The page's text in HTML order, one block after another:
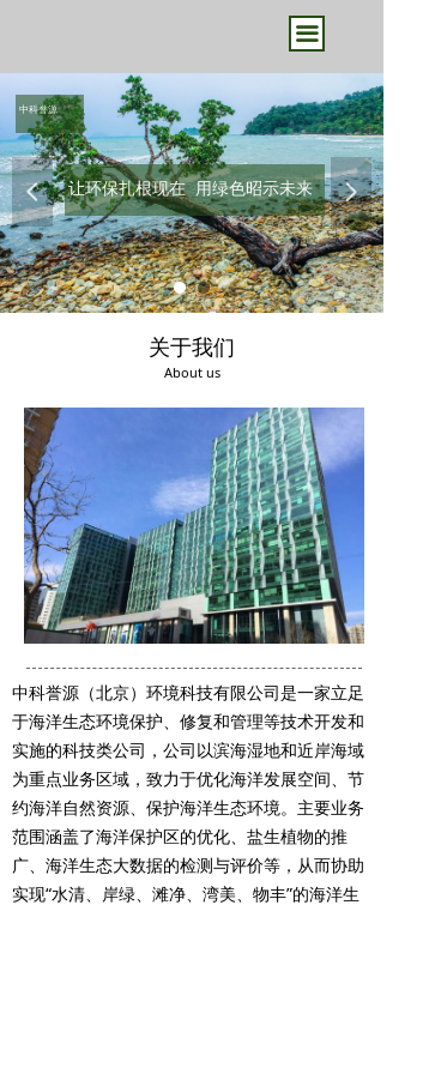
끀
让环保扎根现在 用绿色昭示未来
中科誉源
넳 넲
让环保扎根现在 用绿色昭示未来
让环保扎根现在 用绿色昭示未来
关于我们
About us
中科誉源（北京）环境科技有限公司是一家立足
于海洋生态环境保护、修复和管理等技术开发和
实施的科技类公司，公司以滨海湿地和近岸海域
为重点业务区域，致力于优化海洋发展空间、节
约海洋自然资源、保护海洋生态环境。主要业务
范围涵盖了海洋保护区的优化、盐生植物的推
广、海洋生态大数据的检测与评价等，从而协助
实现“水清、岸绿、滩净、湾美、物丰”的海洋生